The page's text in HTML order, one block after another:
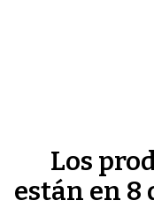
Los
están en 8